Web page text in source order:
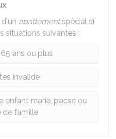
abattementspécial si
situations suivantes :
ans ou plus
invalide
enfant marié, pacsé ou
de famille